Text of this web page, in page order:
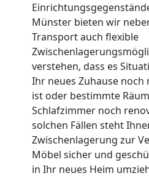
Münster bieten wir
Transport auch flexible
verstehen, dass es
Ihr neues Zuhause
ist oder bestimmte
Schlafzimmer noch
solchen Fällen steht
Zwischenlagerung zur
Möbel sicher und
in Ihr neues Heim
Beiladung
National
Beiladung
International